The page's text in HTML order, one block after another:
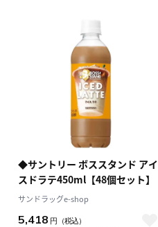
◆サントリー ボススタンド アイ
スドラテ450ml【48個セット】
サンドラッグe-shop
5,418 円 （税込）